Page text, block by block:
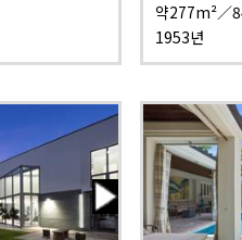
약277m²／
1953년